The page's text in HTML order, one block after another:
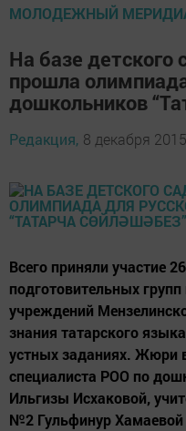
МОЛОДЕЖНЫЙ
На базе
прошла
дошкольников
Редакция, 8 декабря
Всего приняли участие
подготовительных
учреждений
знания татарского
устных заданиях. Жюри
специалиста РОО по
Ильгизы Исхаковой,
№2 Гульфинур